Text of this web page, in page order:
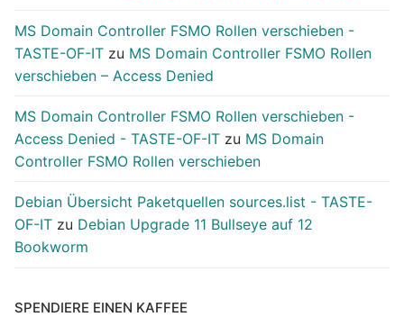
MS Domain Controller FSMO Rollen verschieben -
TASTE-OF-IT zu MS Domain Controller FSMO Rollen
verschieben – Access Denied
MS Domain Controller FSMO Rollen verschieben -
Access Denied - TASTE-OF-IT zu MS Domain
Controller FSMO Rollen verschieben
Debian Übersicht Paketquellen sources.list - TASTE-
OF-IT zu Debian Upgrade 11 Bullseye auf 12
Bookworm
SPENDIERE EINEN KAFFEE